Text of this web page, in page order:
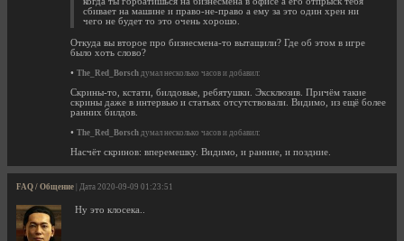
сбивает на машине и право-не-право а ему за это один хрен ни
чего не будет то это очень хорошо.
Откуда вы второе про бизнесмена-то вытащили? Где об этом в игре
было хоть слово?
• The_Red_Borsch думал несколько часов и добавил:
Скрины-то, кстати, билдовые, ребятушки. Эксклюзив. Причём такие
скрины даже в интервью и статьях отсутствовали. Видимо, из ещё более
ранних билдов.
• The_Red_Borsch думал несколько часов и добавил:
Насчёт скринов: вперемешку. Видимо, и ранние, и поздние.
FAQ / Общение | Дата 2020-09-09 01:23:51
Ну это клосека..